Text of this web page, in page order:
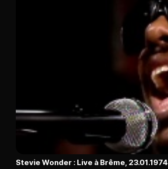
Stevie Wonder : Live à Brême, 23.01.1974